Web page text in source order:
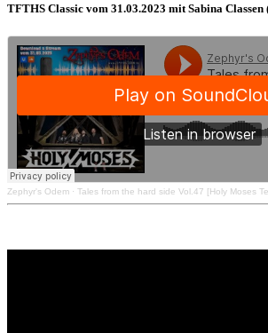
TFTHS Classic vom 31.03.2023 mit Sabina
Zephyr's Odem · Tales from the hard side Vol.47 [Holy Moses